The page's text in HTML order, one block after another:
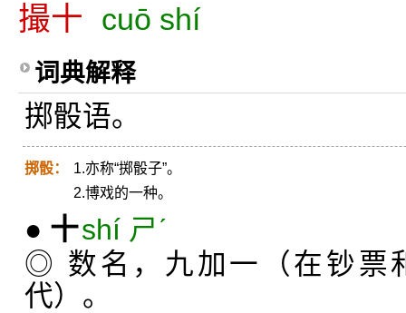
撮十 cuō shí
词典解释
掷骰语。
掷骰：
1.亦称“掷骰子”。
2.博戏的一种。
● 十shí ㄕˊ
◎ 数名，九加一（在钞票
代）。